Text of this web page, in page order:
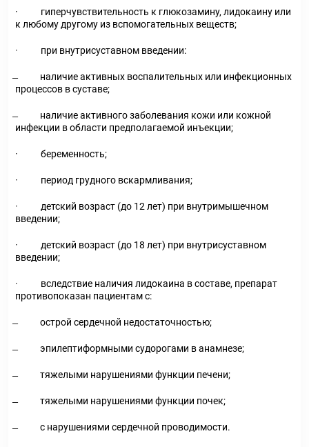
· гиперчувствительность к глюкозамину, лидокаину или
к любому другому из вспомогательных веществ;
· при внутрисуставном введении:
̶ наличие активных воспалительных или инфекционных
процессов в суставе;
̶ наличие активного заболевания кожи или кожной
инфекции в области предполагаемой инъекции;
· беременность;
· период грудного вскармливания;
· детский возраст (до 12 лет) при внутримышечном
введении;
· детский возраст (до 18 лет) при внутрисуставном
введении;
· вследствие наличия лидокаина в составе, препарат
противопоказан пациентам с:
̶ острой сердечной недостаточностью;
̶ эпилептиформными судорогами в анамнезе;
̶ тяжелыми нарушениями функции печени;
̶ тяжелыми нарушениями функции почек;
̶ с нарушениями сердечной проводимости.